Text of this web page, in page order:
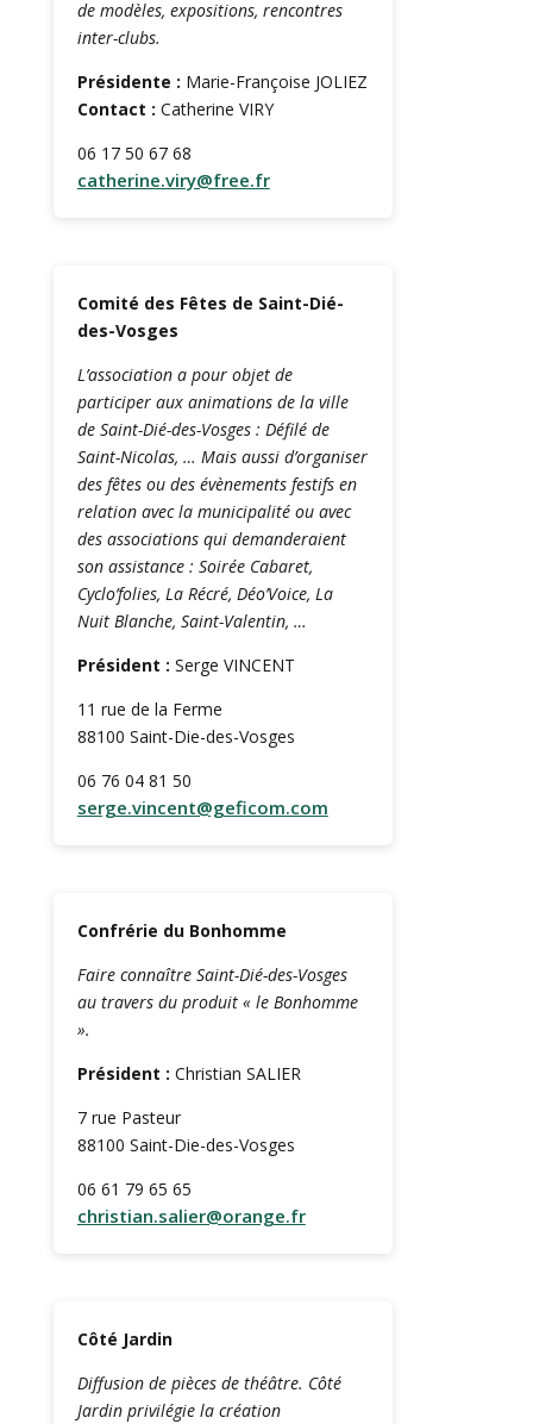
de modèles, expositions, rencontres
inter-clubs.
Présidente : Marie-Françoise JOLIEZ
Contact : Catherine VIRY
06 17 50 67 68
catherine.viry@free.fr
Comité des Fêtes de Saint-Dié-
des-Vosges
L’association a pour objet de
participer aux animations de la ville
de Saint-Dié-des-Vosges : Défilé de
Saint-Nicolas, … Mais aussi d’organiser
des fêtes ou des évènements festifs en
relation avec la municipalité ou avec
des associations qui demanderaient
son assistance : Soirée Cabaret,
Cyclo’folies, La Récré, Déo’Voice, La
Nuit Blanche, Saint-Valentin, …
Président : Serge VINCENT
11 rue de la Ferme
88100 Saint-Die-des-Vosges
06 76 04 81 50
serge.vincent@geficom.com
Confrérie du Bonhomme
Faire connaître Saint-Dié-des-Vosges
au travers du produit « le Bonhomme
».
Président : Christian SALIER
7 rue Pasteur
88100 Saint-Die-des-Vosges
06 61 79 65 65
christian.salier@orange.fr
Côté Jardin
Diffusion de pièces de théâtre. Côté
Jardin privilégie la création